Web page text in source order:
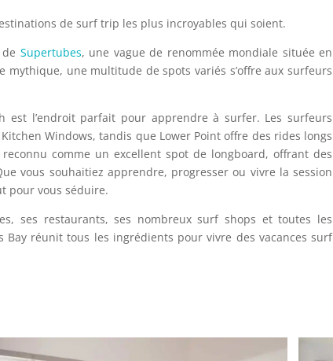
de surf trip les plus incroyables qui soient.
Supertubes, une vague de renommée mondiale située en
une multitude de spots variés s’offre aux surfeurs
est l’endroit parfait pour apprendre à surfer. Les surfeurs
Windows, tandis que Lower Point offre des rides longs
comme un excellent spot de longboard, offrant des
vous souhaitiez apprendre, progresser ou vivre la session
pour vous séduire.
ses restaurants, ses nombreux surf shops et toutes les
Bay réunit tous les ingrédients pour vivre des vacances surf